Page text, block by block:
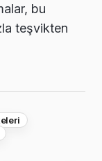
bu
teşvikten